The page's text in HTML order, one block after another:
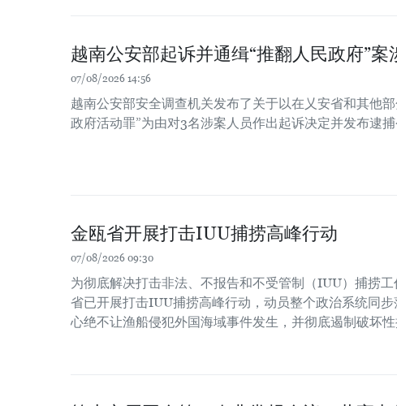
越南公安部起诉并通缉“推翻人民政府”案
07/08/2026 14:56
越南公安部安全调查机关发布了关于以在乂安省和其他
政府活动罪”为由对3名涉案人员作出起诉决定并发布逮捕
金瓯省开展打击IUU捕捞高峰行动
07/08/2026 09:30
为彻底解决打击非法、不报告和不受管制（IUU）捕捞
省已开展打击IUU捕捞高峰行动，动员整个政治系统同
心绝不让渔船侵犯外国海域事件发生，并彻底遏制破坏性